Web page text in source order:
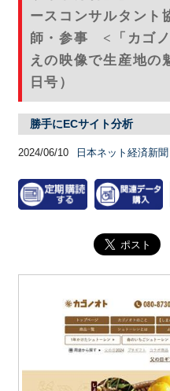
ースコンサルタン
師・参事 <「カゴ
えの映像で生産地の
日号）
勝手にECサイト分析
2024/06/10 日本ネット経済新聞